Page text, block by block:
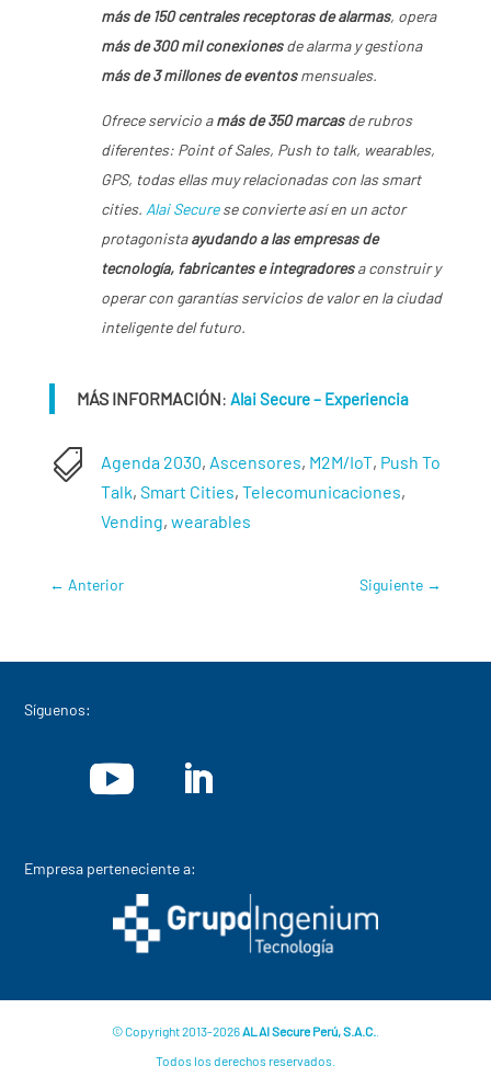
más de 150 centrales receptoras de alarmas, opera
más de 300 mil conexionesde alarma y gestiona
más de 3 millones de eventosmensuales.
Ofrece servicio amás de 350 marcasde rubros
diferentes: Point of Sales, Push to talk, wearables,
GPS, todas ellas muy relacionadas con las smart
cities. Alai Securese convierte así en un actor
protagonistaayudando a las empresas de
tecnología, fabricantes e integradoresa construir y
operar con garantías servicios de valor en la ciudad
inteligente del futuro.
MÁS INFORMACIÓN: Alai Secure – Experiencia
 Agenda 2030, Ascensores, M2M/IoT, Push To
Talk, Smart Cities, Telecomunicaciones,
Vending, wearables
← Anterior Siguiente →
Síguenos:
Empresa perteneciente a:
© Copyright 2013-2026 ALAI Secure Perú, S.A.C.
Todos los derechos reservados.